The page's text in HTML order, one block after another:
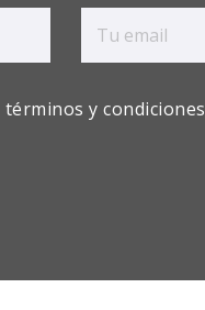
términos y condiciones